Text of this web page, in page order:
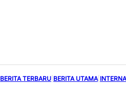
BERITA TERBARU BERITA UTAMA